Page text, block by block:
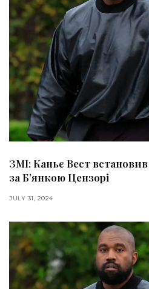
ЗМІ: Каньє Вест
за Бʼянкою Цензорі
JULY 31, 2024